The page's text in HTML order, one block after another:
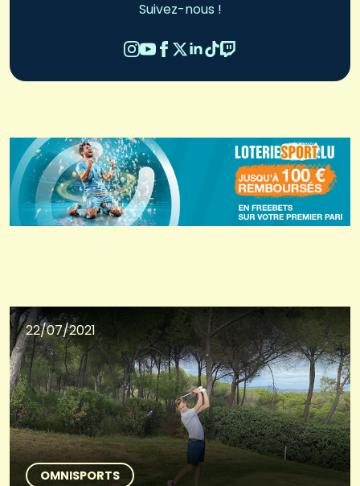
Suivez-nous !
22/07/2021
OMNISPORTS